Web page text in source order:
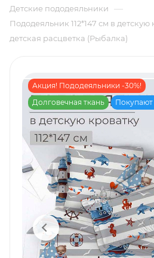
Детские пододеяльники —
Пододеяльник 112*147 см в детскую
детская расцветка (Рыбалка)
Акция! Пододеяльники -30%!
Долговечная ткань